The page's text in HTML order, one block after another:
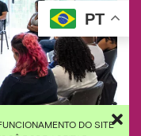
DO SITE
PT